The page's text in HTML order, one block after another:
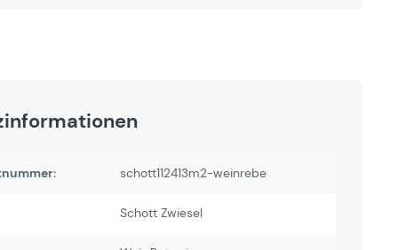
schott112413m2-weinrebe
Schott Zwiesel